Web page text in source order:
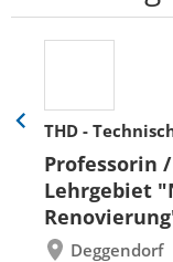
THD -
Professorin
Lehrgebiet
Deggendorf
Eine
zurück